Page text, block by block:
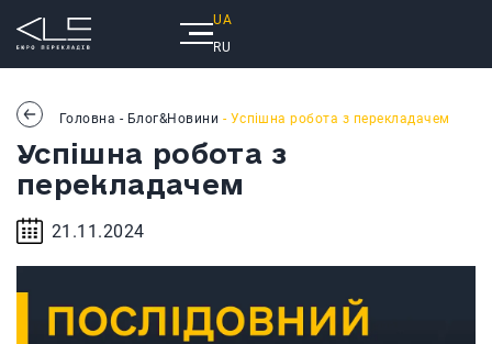
UA
RU
Головна - Блог&Новини - Успішна робота з перекладачем
Успішна робота з
перекладачем
21.11.2024